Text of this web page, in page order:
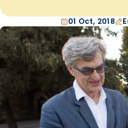
01 Oct, 2018